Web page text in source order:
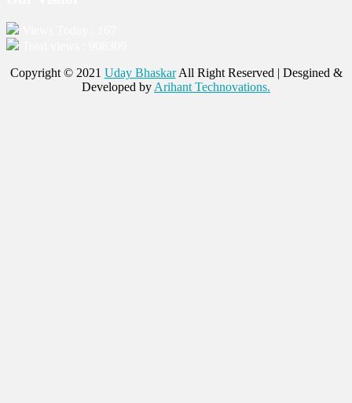
Copyright © 2021 Uday BhaskarAll Right Reserved | Desgined &
Developed by Arihant Technovations.